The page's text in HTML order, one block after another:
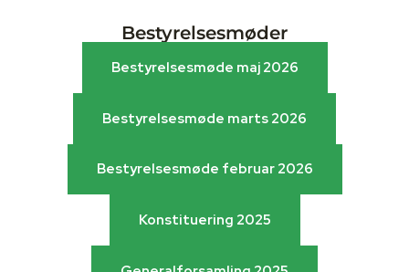
Bestyrelsesmøder
Bestyrelsesmøde maj 2026
Bestyrelsesmøde maj 2026
Bestyrelsesmøde marts 2026
Bestyrelsesmøde marts 2026
Bestyrelsesmøde februar 2026
Bestyrelsesmøde februar 2026
Konstituering 2025
Konstituering 2025